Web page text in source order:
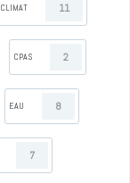
CLIMAT 11
CPAS 2
EAU 8
7